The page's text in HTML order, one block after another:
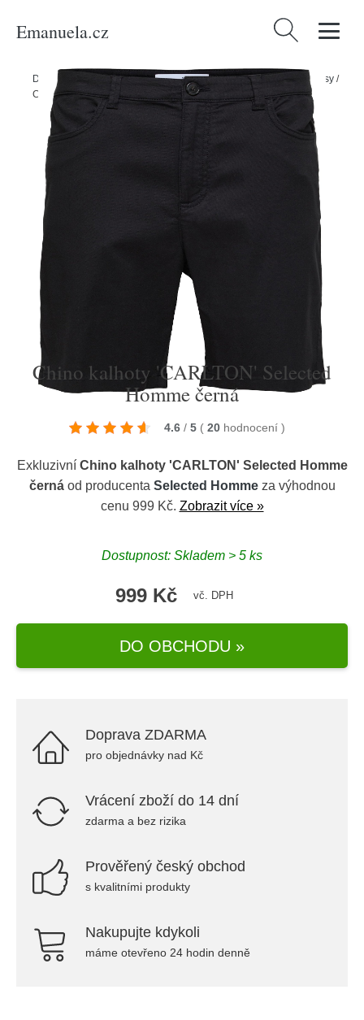
Emanuela.cz Vyhledávání
Domů Muži/Oblečení/Kalhoty/Kraťasy Chino kraťasy /
Chino kalhoty 'CARLTON' Selected Homme černá
Chino kalhoty 'CARLTON' Selected
Homme černá
4.6 / 5 ( 20 hodnocení )
Exkluzivní Chino kalhoty 'CARLTON' Selected Homme
černáod producenta Selected Hommeza výhodnou
cenu 999 Kč. Zobrazit více »
Dostupnost: Skladem > 5 ks
999 Kč vč. DPH
DO OBCHODU »
Doprava ZDARMA
pro objednávky nad Kč
Vrácení zboží do 14 dní
zdarma a bez rizika
Prověřený český obchod
s kvalitními produkty
Nakupujte kdykoli
máme otevřeno 24 hodin denně